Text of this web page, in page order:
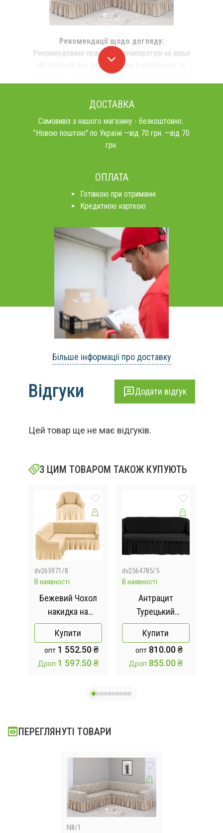
Рекомендації щодо догляду:
Рекомендоване прання при температурі не вище
40 градусів без використання відбілюючих та
ДОСТАВКА
Самовивіз з нашого магазину - безкоштовно..
"Новою поштою" по Україні —від 70 грн. —від 70
грн.
ОПЛАТА
Готівкою при отриманні
Кредитною карткою
Більше інформації про доставку
Відгуки Додати відгук
Цей товар ще не має відгуків.
З ЦИМ ТОВАРОМ ТАКОЖ КУПУЮТЬ
dv265971/8
В наявності
Бежевий Чохол
накидка на
кутовий диван з
кріслом,
комплект чохлів
на кутовий диван
Купити
опт1 552.50 ₴
Дроп 1 597.50 ₴
dv2564785/5
В наявності
Антрацит
Турецький
натяжний чохол
на диван з
оборкою
Купити
опт810.00 ₴
Дроп 855.00 ₴
ПЕРЕГЛЯНУТІ ТОВАРИ
N8/1